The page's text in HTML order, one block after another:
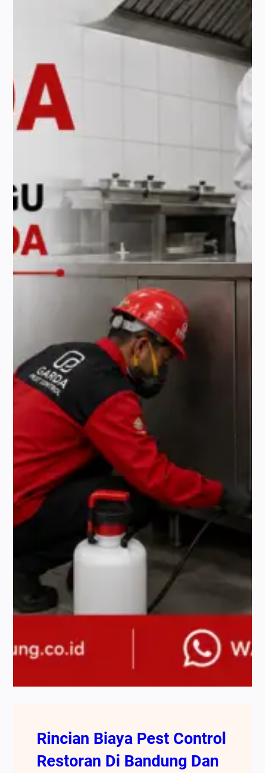
Rincian Biaya Pest Control
Restoran Di Bandung Dan